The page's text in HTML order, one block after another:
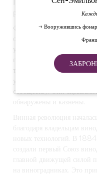
Протестанты совершили
результате которых
Французская революция
обезлюдила тогдашний
усугубилась, и в 1789
году Эли Гваде, депутат
террора (La Terreur),
убежища для себя и шести
сообществу. Они
обнаружены и казнены.
Винная революция
благодаря владельцам
новых технологий. В
создали первый Союз
главной движущей силой
на виноградниках. Это
→ Вооружившись